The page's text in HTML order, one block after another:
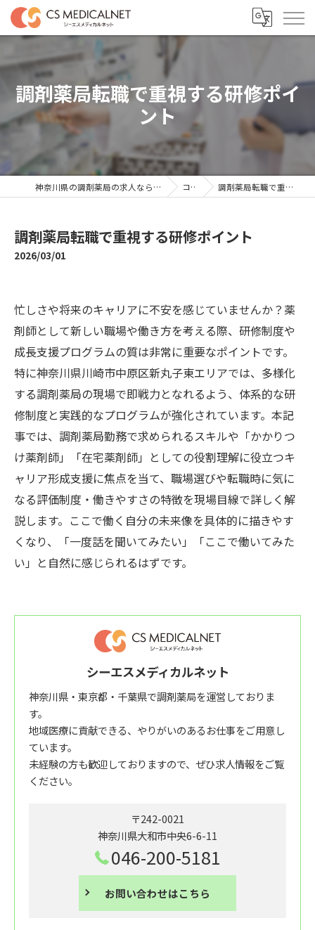
調剤薬局転職で重視する研修ポイ
ント
神奈川県の調剤薬局の求人ならシーエスメディカルネット コラム 調剤薬局転職で重視する研修ポイント
調剤薬局転職で重視する研修ポイント
2026/03/01
忙しさや将来のキャリアに不安を感じていませんか？薬
剤師として新しい職場や働き方を考える際、研修制度や
成長支援プログラムの質は非常に重要なポイントです。
特に神奈川県川崎市中原区新丸子東エリアでは、多様化
する調剤薬局の現場で即戦力となれるよう、体系的な研
修制度と実践的なプログラムが強化されています。本記
事では、調剤薬局勤務で求められるスキルや「かかりつ
け薬剤師」「在宅薬剤師」としての役割理解に役立つキ
ャリア形成支援に焦点を当て、職場選びや転職時に気に
なる評価制度・働きやすさの特徴を現場目線で詳しく解
説します。ここで働く自分の未来像を具体的に描きやす
くなり、「一度話を聞いてみたい」「ここで働いてみた
い」と自然に感じられるはずです。
シーエスメディカルネット
神奈川県・東京都・千葉県で調剤薬局を運営しておりま
す。
地域医療に貢献できる、やりがいのあるお仕事をご用意し
ています。
未経験の方も歓迎しておりますので、ぜひ求人情報をご覧
ください。
〒242-0021
神奈川県大和市中央6-6-11
046-200-5181
お問い合わせはこちら